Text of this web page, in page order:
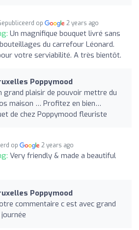
op 2 years ago
Un magnifique bouquet livré sans
du carrefour Léonard.
votre serviabilité. A très bientôt.
Poppymood
grand plaisir de pouvoir mettre du
maison … Profitez en bien…
de chez Poppymood fleuriste
op 2 years ago
Very friendly & made a beautiful
Poppymood
commentaire c est avec grand